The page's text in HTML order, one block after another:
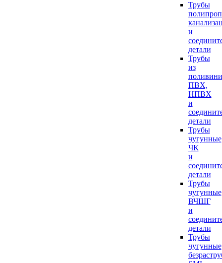
Трубы
и
детали
Трубы
из
ПВХ,
НПВХ
и
детали
Трубы
чугунные
ЧК
и
детали
Трубы
чугунные
ВЧШГ
и
детали
Трубы
чугунные